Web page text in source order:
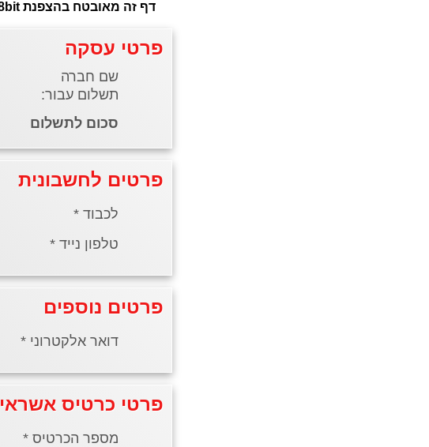
פרטי עסקה
פרטים לחשבונית
לכבוד *
טלפון נייד *
פרטים נוספים
דואר אלקטרוני *
פרטי כרטיס אשראי
מספר הכרטיס *